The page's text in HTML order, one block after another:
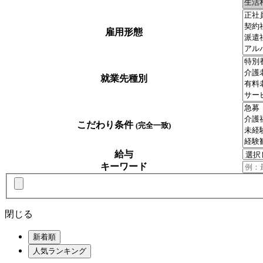
雇用形態
就業先種別
こだわり条件 (完全一致)
給与
キーワード
閉じる
新着順
人気ランキング